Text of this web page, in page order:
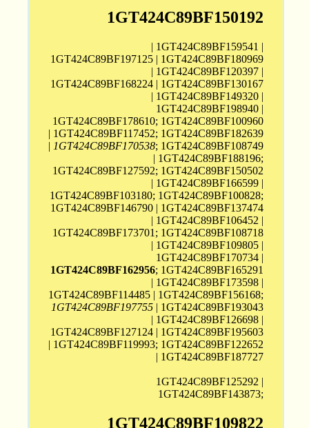
1GT424C89BF150192
| 1GT424C89BF159541 |
1GT424C89BF197125 | 1GT424C89BF180969
| 1GT424C89BF120397 |
1GT424C89BF168224 | 1GT424C89BF130167
| 1GT424C89BF149320 |
1GT424C89BF198940 |
1GT424C89BF178610; 1GT424C89BF100960
| 1GT424C89BF117452; 1GT424C89BF182639
| 1GT424C89BF170538; 1GT424C89BF108749
| 1GT424C89BF188196;
1GT424C89BF127592; 1GT424C89BF150502
| 1GT424C89BF166599 |
1GT424C89BF103180; 1GT424C89BF100828;
1GT424C89BF146790 | 1GT424C89BF137474
| 1GT424C89BF106452 |
1GT424C89BF173701; 1GT424C89BF108718
| 1GT424C89BF109805 |
1GT424C89BF170734 |
1GT424C89BF162956; 1GT424C89BF165291
| 1GT424C89BF173598 |
1GT424C89BF114485 | 1GT424C89BF156168;
1GT424C89BF197755 | 1GT424C89BF193043
| 1GT424C89BF126698 |
1GT424C89BF127124 | 1GT424C89BF195603
| 1GT424C89BF119993; 1GT424C89BF122652
| 1GT424C89BF187727
1GT424C89BF125292 |
1GT424C89BF143873;
1GT424C89BF109822